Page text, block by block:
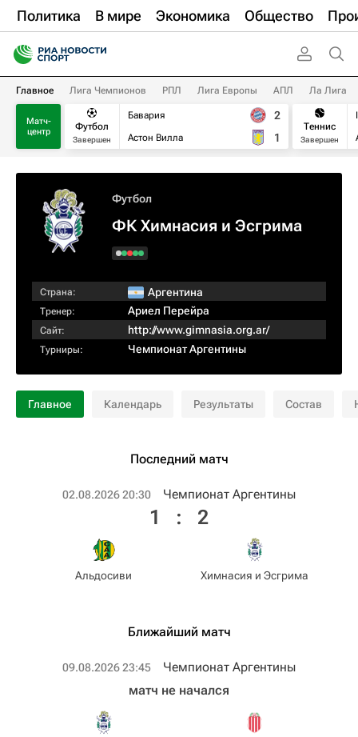
Политика В мире Экономика Общество
Главное Лига Чемпионов РПЛ Лига Европы АПЛ Ла Лига
Матч-
центр
Футбол
Завершен
Бавария
Астон Вилла
2
1
Теннис
Завершен
Футбол
ФК Химнасия и Эсгрима
Страна: Аргентина
Тренер: Ариел Перейра
Сайт: http://www.gimnasia.org.ar/
Турниры: Чемпионат Аргентины
Главное Календарь Результаты Состав
Последний матч
02.08.2026 20:30 Чемпионат Аргентины
Альдосиви
1 : 2
Химнасия и Эсгрима
Ближайший матч
09.08.2026 23:45 Чемпионат Аргентины
матч не начался